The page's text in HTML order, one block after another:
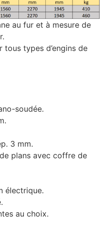
au fur et à mesure de
tous types d’engins de
soudée.
3 mm.
plans avec coffre de
électrique.
au choix.